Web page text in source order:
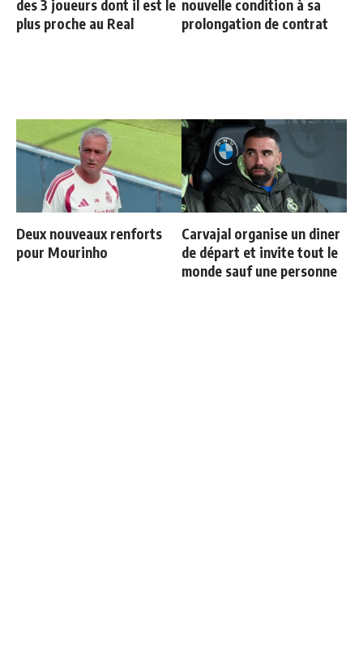
des 3 joueurs dont il est le
plus proche au Real
nouvelle condition à sa
prolongation de contrat
Deux nouveaux renforts
pour Mourinho
Carvajal organise un diner
de départ et invite tout le
monde sauf une personne